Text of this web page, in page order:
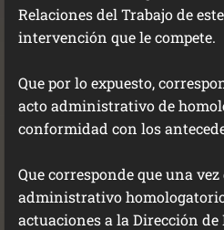
Relaciones del Trabajo de
intervención que le compete.
Que por lo expuesto,
acto administrativo de
conformidad con los
Que corresponde que una
administrativo
actuaciones a la Dirección de